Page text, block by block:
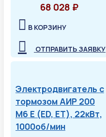
68 028 ₽
В КОРЗИНУ
ОТПРАВИТЬ ЗАЯВКУ
Электродвигатель с
тормозом АИР 200
М6 Е (ED, ET), 22кВт,
1000об/мин